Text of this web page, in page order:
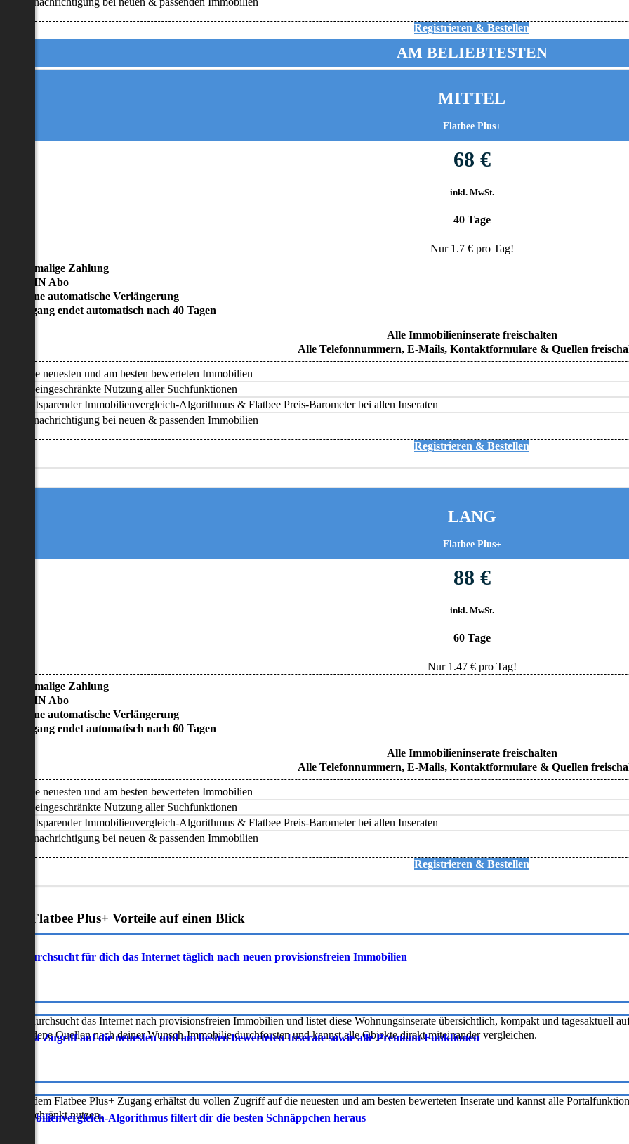
Registrieren & Bestellen
AM BELIEBTESTEN
MITTEL
Flatbee Plus+
68 €
inkl. MwSt.
40 Tage
Nur 1.7€ pro Tag!
• Einmalige Zahlung
• KEIN Abo
• Keine automatische Verlängerung
• Zugang endet automatisch nach 40 Tagen
Alle Immobilieninserate freischalten
Alle Telefonnummern, E-Mails, Kontaktformulare & Quellen
Alle neuesten und am besten bewerteten Immobilien
Uneingeschränkte Nutzung aller Suchfunktionen
Zeitsparender Immobilienvergleich-Algorithmus & Flatbee Preis-Barometer bei allen Inseraten
Benachrichtigung bei neuen & passenden Immobilien
Registrieren & Bestellen
LANG
Flatbee Plus+
88 €
inkl. MwSt.
60 Tage
Nur 1.47€ pro Tag!
• Einmalige Zahlung
• KEIN Abo
• Keine automatische Verlängerung
• Zugang endet automatisch nach 60 Tagen
Alle Immobilieninserate freischalten
Alle Telefonnummern, E-Mails, Kontaktformulare & Quellen
Alle neuesten und am besten bewerteten Immobilien
Uneingeschränkte Nutzung aller Suchfunktionen
Zeitsparender Immobilienvergleich-Algorithmus & Flatbee Preis-Barometer bei allen Inseraten
Benachrichtigung bei neuen & passenden Immobilien
Registrieren & Bestellen
Flatbee Plus+ Vorteile auf einen Blick
durchsucht für dich das Internet täglich nach neuen provisionsfreien Immobilien
durchsucht das Internet nach provisionsfreien Immobilien und listet diese Wohnungsinserate übersichtlich, kompakt und tagesaktuell
Quellen nach deiner Wunsch-Immobilie durchforsten und kannst alle Objekte direkt miteinander vergleichen.
erhältst Zugriff auf die neuesten und am besten bewerteten Inserate sowie alle Premium-Funktionen
mit dem Flatbee Plus+ Zugang erhältst du vollen Zugriff auf die neuesten und am besten bewerteten Inserate und kannst alle
nutzen.
Immobilienvergleich-Algorithmus filtert dir die besten Schnäppchen heraus